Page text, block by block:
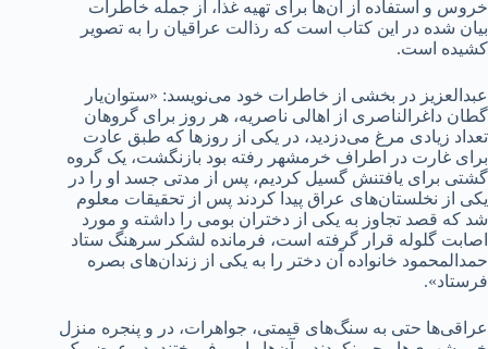
خروس و استفاده از آن‌ها برای تهیه غذا، از جمله خاطرات
بیان شده در این کتاب است که رذالت عراقیان را به تصویر
کشیده است.
عبدالعزیز در بخشی از خاطرات خود می‌نویسد: «ستوان‌یار
گطان داغرالناصری از اهالی ناصریه، هر روز برای گروهان
تعداد زیادی مرغ می‌دزدید، در یکی از روزها که طبق عادت
برای غارت در اطراف خرمشهر رفته بود بازنگشت، یک گروه
گشتی برای یافتنش گسیل کردیم، پس از مدتی جسد او را در
یکی از نخلستان‌های عراق پیدا کردند پس از تحقیقات معلوم
شد که قصد تجاوز به یکی از دختران بومی را داشته و مورد
اصابت گلوله قرار گرفته است، فرمانده لشکر سرهنگ ستاد
حمدالمحمود خانواده آن دختر را به یکی از زندان‌های بصره
فرستاد».
عراقی‌ها حتی به سنگ‌های قیمتی، جواهرات، در و پنجره منزل